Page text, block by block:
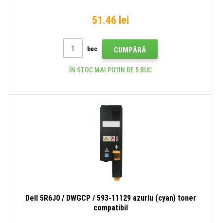
51.46 lei
buc CUMPĂRĂ
ÎN STOC MAI PUȚIN DE 5 BUC
Dell 5R6J0 / DWGCP / 593-11129 azuriu (cyan) toner
compatibil